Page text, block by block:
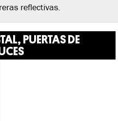
reflectivas.
PUERTAS DE